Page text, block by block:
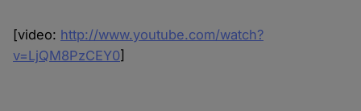
[video: http://www.youtube.com/watch?
v=LjQM8PzCEY0]